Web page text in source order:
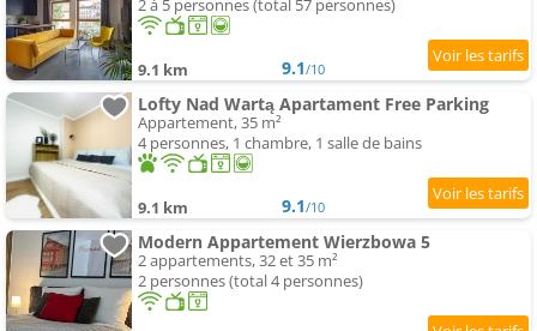
2 à 5 personnes (total 57 personnes)
9.1 km 9.1/10
Lofty Nad Wartą Apartament Free Parking
Appartement, 35 m²
4 personnes, 1 chambre, 1 salle de bains
9.1 km 9.1/10
Modern Appartement Wierzbowa 5
2 appartements, 32 et 35 m²
2 personnes (total 4 personnes)